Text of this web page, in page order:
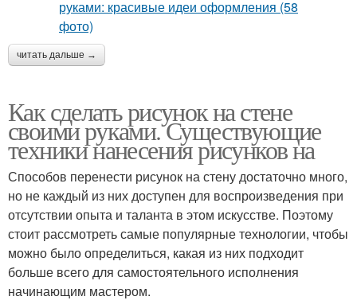
читать дальше →
Как сделать рисунок на стене
своими руками. Существующие
техники нанесения рисунков на
Способов перенести рисунок на стену достаточно много,
но не каждый из них доступен для воспроизведения при
отсутствии опыта и таланта в этом искусстве. Поэтому
стоит рассмотреть самые популярные технологии, чтобы
можно было определиться, какая из них подходит
больше всего для самостоятельного исполнения
начинающим мастером.